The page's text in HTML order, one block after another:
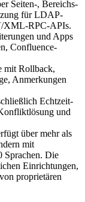
Seiten-, Bereichs-
für LDAP-
XML-RPC-APIs.
und Apps
Confluence-
mit Rollback,
Anmerkungen
Echtzeit-
und
über mehr als
mit
Sprachen. Die
Einrichtungen,
proprietären